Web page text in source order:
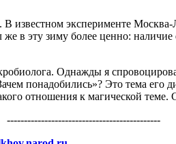
известном эксперименте
в эту зиму более ценно:
Однажды я
понадобились»? Это тема его
отношения к магической теме.
---------------------------------------------